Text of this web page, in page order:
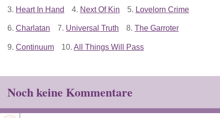
3. Heart In Hand 4. Next Of Kin 5. Lovelorn Crime
6. Charlatan 7. Universal Truth 8. The Garroter
9. Continuum 10. All Things Will Pass
Noch keine Kommentare